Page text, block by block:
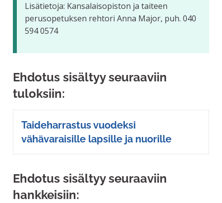
Lisätietoja: Kansalaisopiston ja taiteen
perusopetuksen rehtori Anna Major, puh. 040
594 0574
Ehdotus sisältyy seuraaviin
tuloksiin:
Taideharrastus vuodeksi
vähävaraisille lapsille ja nuorille
Ehdotus sisältyy seuraaviin
hankkeisiin: